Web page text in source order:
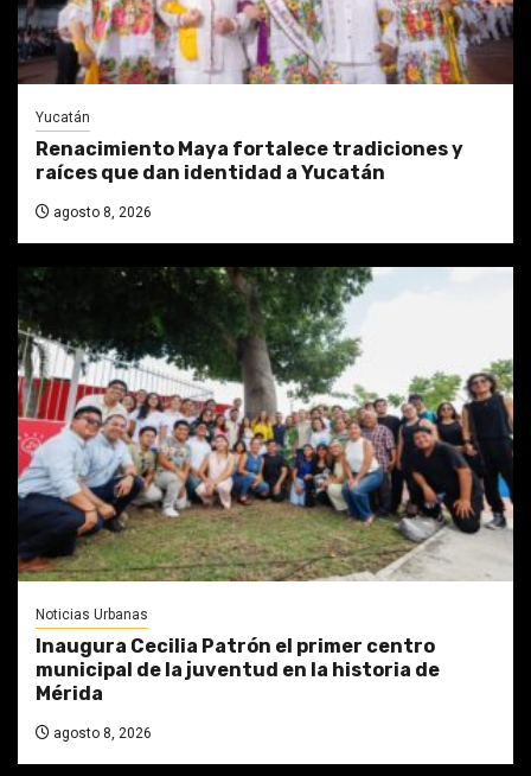
Yucatán
Renacimiento Maya fortalece tradiciones y
raíces que dan identidad a Yucatán
agosto 8, 2026
Noticias Urbanas
Inaugura Cecilia Patrón el primer centro
municipal de la juventud en la historia de
Mérida
agosto 8, 2026